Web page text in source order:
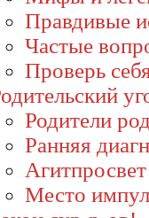
Правдивые
Частые
Проверь
Родители
Ранняя
Агитпросвет
Место